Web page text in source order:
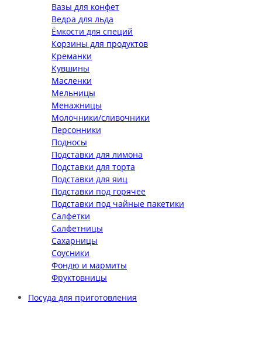
Вазы для конфет
Ведра для льда
Ёмкости для специй
Корзины для продуктов
Креманки
Кувшины
Масленки
Мельницы
Менажницы
Молочники/сливочники
Персонники
Подносы
Подставки для лимона
Подставки для торта
Подставки для яиц
Подставки под горячее
Подставки под чайные пакетики
Салфетки
Салфетницы
Сахарницы
Соусники
Фондю и мармиты
Фруктовницы
Посуда для приготовления